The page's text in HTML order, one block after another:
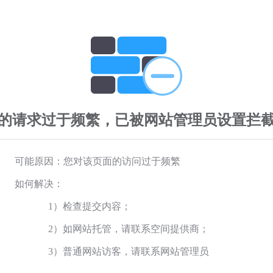
请求过于频繁，已被网站管理员设置拦
可能原因：您对该页面的访问过于频繁
如何解决：
1）检查提交内容；
2）如网站托管，请联系空间提供商；
3）普通网站访客，请联系网站管理员